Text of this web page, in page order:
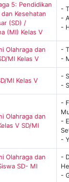
5: Pendidikan
Kesehatan
(SD) /
(MI) Kelas V
-
-
-
Olahraga dan
MI Kelas V
-
-
MI Kelas V
-
-
Olahraga dan
V SD/MI
-
-
-
Olahraga dan
SD- MI
-
-